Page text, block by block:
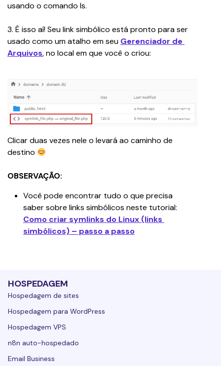
usando o comando ls.
3. É isso aí! Seu link simbólico está pronto para ser
usado como um atalho em seu Gerenciador de
Arquivos, no local em que você o criou:
Clicar duas vezes nele o levará ao caminho de
destino
OBSERVAÇÃO:
Você pode encontrar tudo o que precisa
saber sobre links simbólicos neste tutorial:
Como criar symlinks do Linux (links
simbólicos) – passo a passo
HOSPEDAGEM
Hospedagem de sites
Hospedagem para WordPress
Hospedagem VPS
n8n auto-hospedado
Email Business